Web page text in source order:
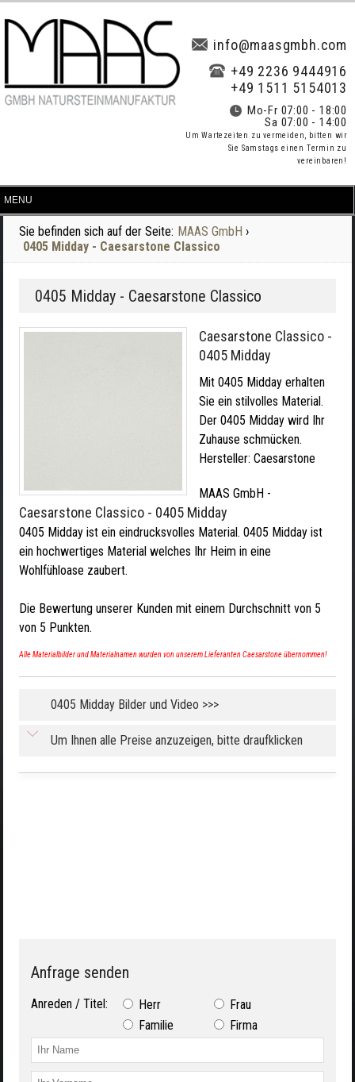
info@maasgmbh.com
+49 2236 9444916
+49 1511 5154013
Mo-Fr 07:00 - 18:00
Sa 07:00 - 14:00
Um Wartezeiten zu vermeiden, bitten wir
Sie Samstags einen Termin zu
vereinbaren!
Sie befinden sich auf der Seite: MAAS GmbH ›
0405 Midday - Caesarstone Classico
0405 Midday - Caesarstone Classico
Caesarstone Classico -
0405 Midday
Mit 0405 Midday erhalten
Sie ein stilvolles Material.
Der 0405 Midday wird Ihr
Zuhause schmücken.
Hersteller: Caesarstone
MAAS GmbH -
Caesarstone Classico - 0405 Midday
0405 Midday ist ein eindrucksvolles Material. 0405 Midday ist
ein hochwertiges Material welches Ihr Heim in eine
Wohlfühloase zaubert.
Die Bewertung unserer Kunden mit einem Durchschnitt von 5
von 5 Punkten.
Alle Materialbilder und Materialnamen wurden von unserem Lieferanten Caesarstone übernommen!
0405 Midday Bilder und Video >>>
Um Ihnen alle Preise anzuzeigen, bitte draufklicken
Anfrage senden
Anreden / Titel: Herr
Frau
Familie
Firma